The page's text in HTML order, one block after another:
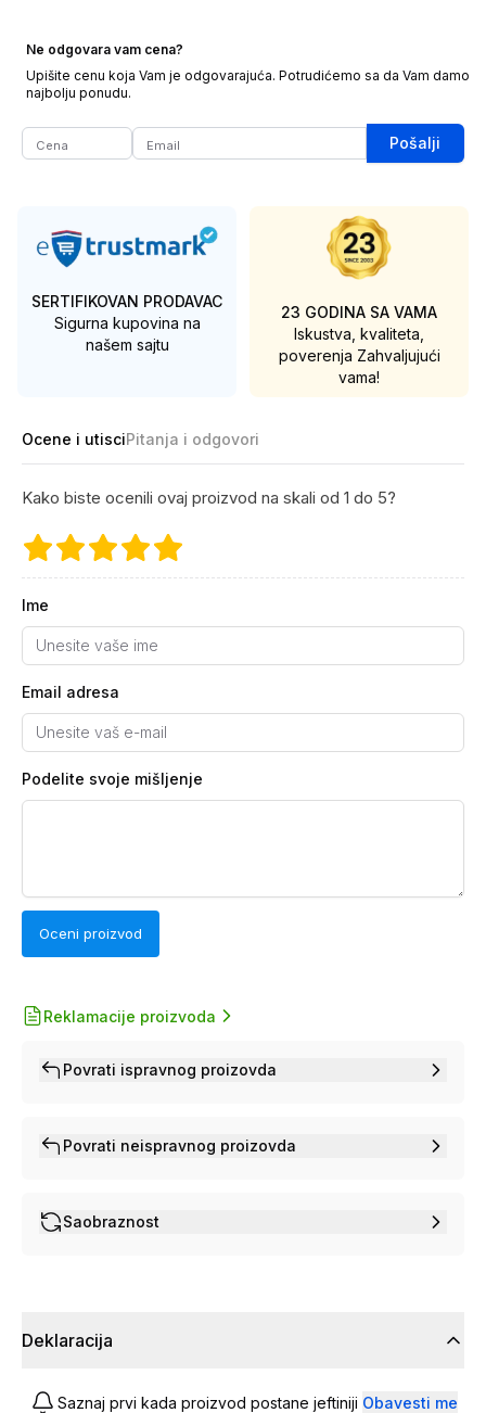
Ne odgovara vam cena?
Upišite cenu koja Vam je odgovarajuća. Potrudićemo sa da Vam damo
najbolju ponudu.
Pošalji
SERTIFIKOVAN PRODAVAC
Sigurna kupovina na
našem sajtu
23 GODINA SA VAMA
Iskustva, kvaliteta,
poverenja Zahvaljujući
vama!
Ocene i utisciPitanja i odgovori
Kako biste ocenili ovaj proizvod na skali od 1 do 5?
Ime
Email adresa
Podelite svoje mišljenje
Oceni proizvod
Reklamacije proizvoda
Povrati ispravnog proizovda
Povrati neispravnog proizovda
Saobraznost
Deklaracija
Saznaj prvi kada proizvod postane jeftiniji Obavesti me